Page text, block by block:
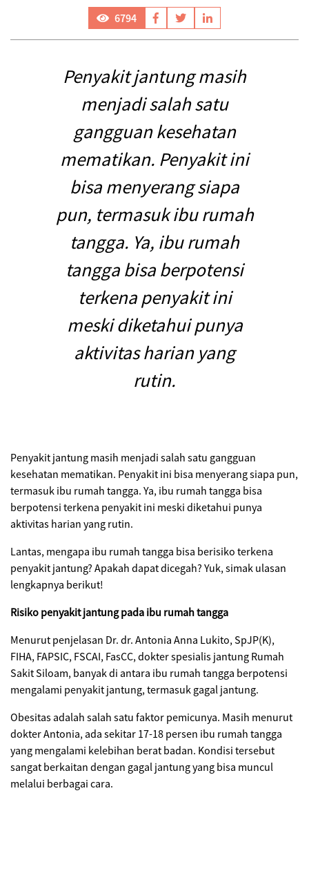
6794
Penyakit jantung masih
menjadi salah satu
gangguan kesehatan
mematikan. Penyakit ini
bisa menyerang siapa
pun, termasuk ibu rumah
tangga. Ya, ibu rumah
tangga bisa berpotensi
terkena penyakit ini
meski diketahui punya
aktivitas harian yang
rutin.
Penyakit jantung masih menjadi salah satu gangguan
kesehatan mematikan. Penyakit ini bisa menyerang siapa pun,
termasuk ibu rumah tangga. Ya, ibu rumah tangga bisa
berpotensi terkena penyakit ini meski diketahui punya
aktivitas harian yang rutin.
Lantas, mengapa ibu rumah tangga bisa berisiko terkena
penyakit jantung? Apakah dapat dicegah? Yuk, simak ulasan
lengkapnya berikut!
Risiko penyakit jantung pada ibu rumah tangga
Menurut penjelasan Dr. dr. Antonia Anna Lukito, SpJP(K),
FIHA, FAPSIC, FSCAI, FasCC, dokter spesialis jantung Rumah
Sakit Siloam, banyak di antara ibu rumah tangga berpotensi
mengalami penyakit jantung, termasuk gagal jantung.
Obesitas adalah salah satu faktor pemicunya. Masih menurut
dokter Antonia, ada sekitar 17-18 persen ibu rumah tangga
yang mengalami kelebihan berat badan. Kondisi tersebut
sangat berkaitan dengan gagal jantung yang bisa muncul
melalui berbagai cara.